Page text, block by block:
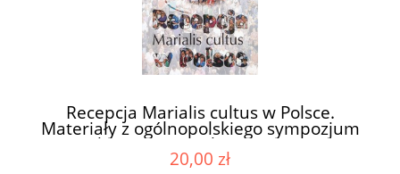
Recepcja Marialis cultus w Polsce.
Materiały z ogólnopolskiego sympozjum
mariologicznego, Licheń, 12-13 marca
2004 r. / red. ks. Janusz Kumala MIC
20,00 zł